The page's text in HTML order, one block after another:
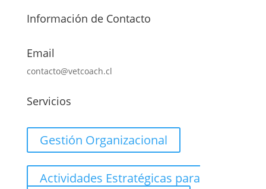
Información de Contacto
Email
contacto@vetcoach.cl
Servicios
Gestión Organizacional
Actividades Estratégicas para